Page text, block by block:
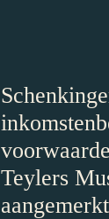
Teylers